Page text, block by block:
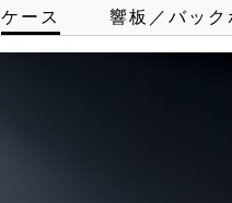
ケース 響板／バック